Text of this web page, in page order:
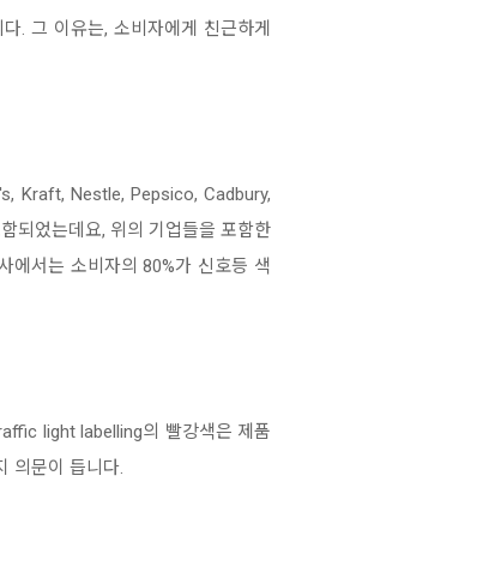
. 그 이유는, 소비자에게 친근하게
Kraft, Nestle, Pepsico, Cadbury,
되었는데요, 위의 기업들을 포함한
에서는 소비자의 80%가 신호등 색
light labelling의 빨강색은 제품
의문이 듭니다.